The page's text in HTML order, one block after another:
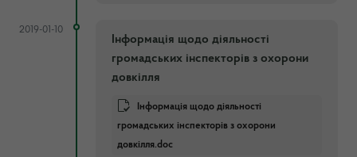
2019-01-10
Інформація щодо діяльності
громадських інспекторів з охорони
довкілля
Інформація щодо діяльності
громадських інспекторів з охорони
довкілля.doc